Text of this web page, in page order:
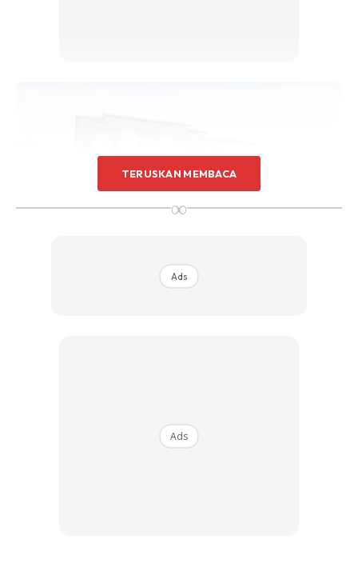
Rumah idaman kedua. Beli 3thn lepas. Banglo 7 bilik, 6 bilik
TERUSKAN MEMBACA
∞
Ads
Ads